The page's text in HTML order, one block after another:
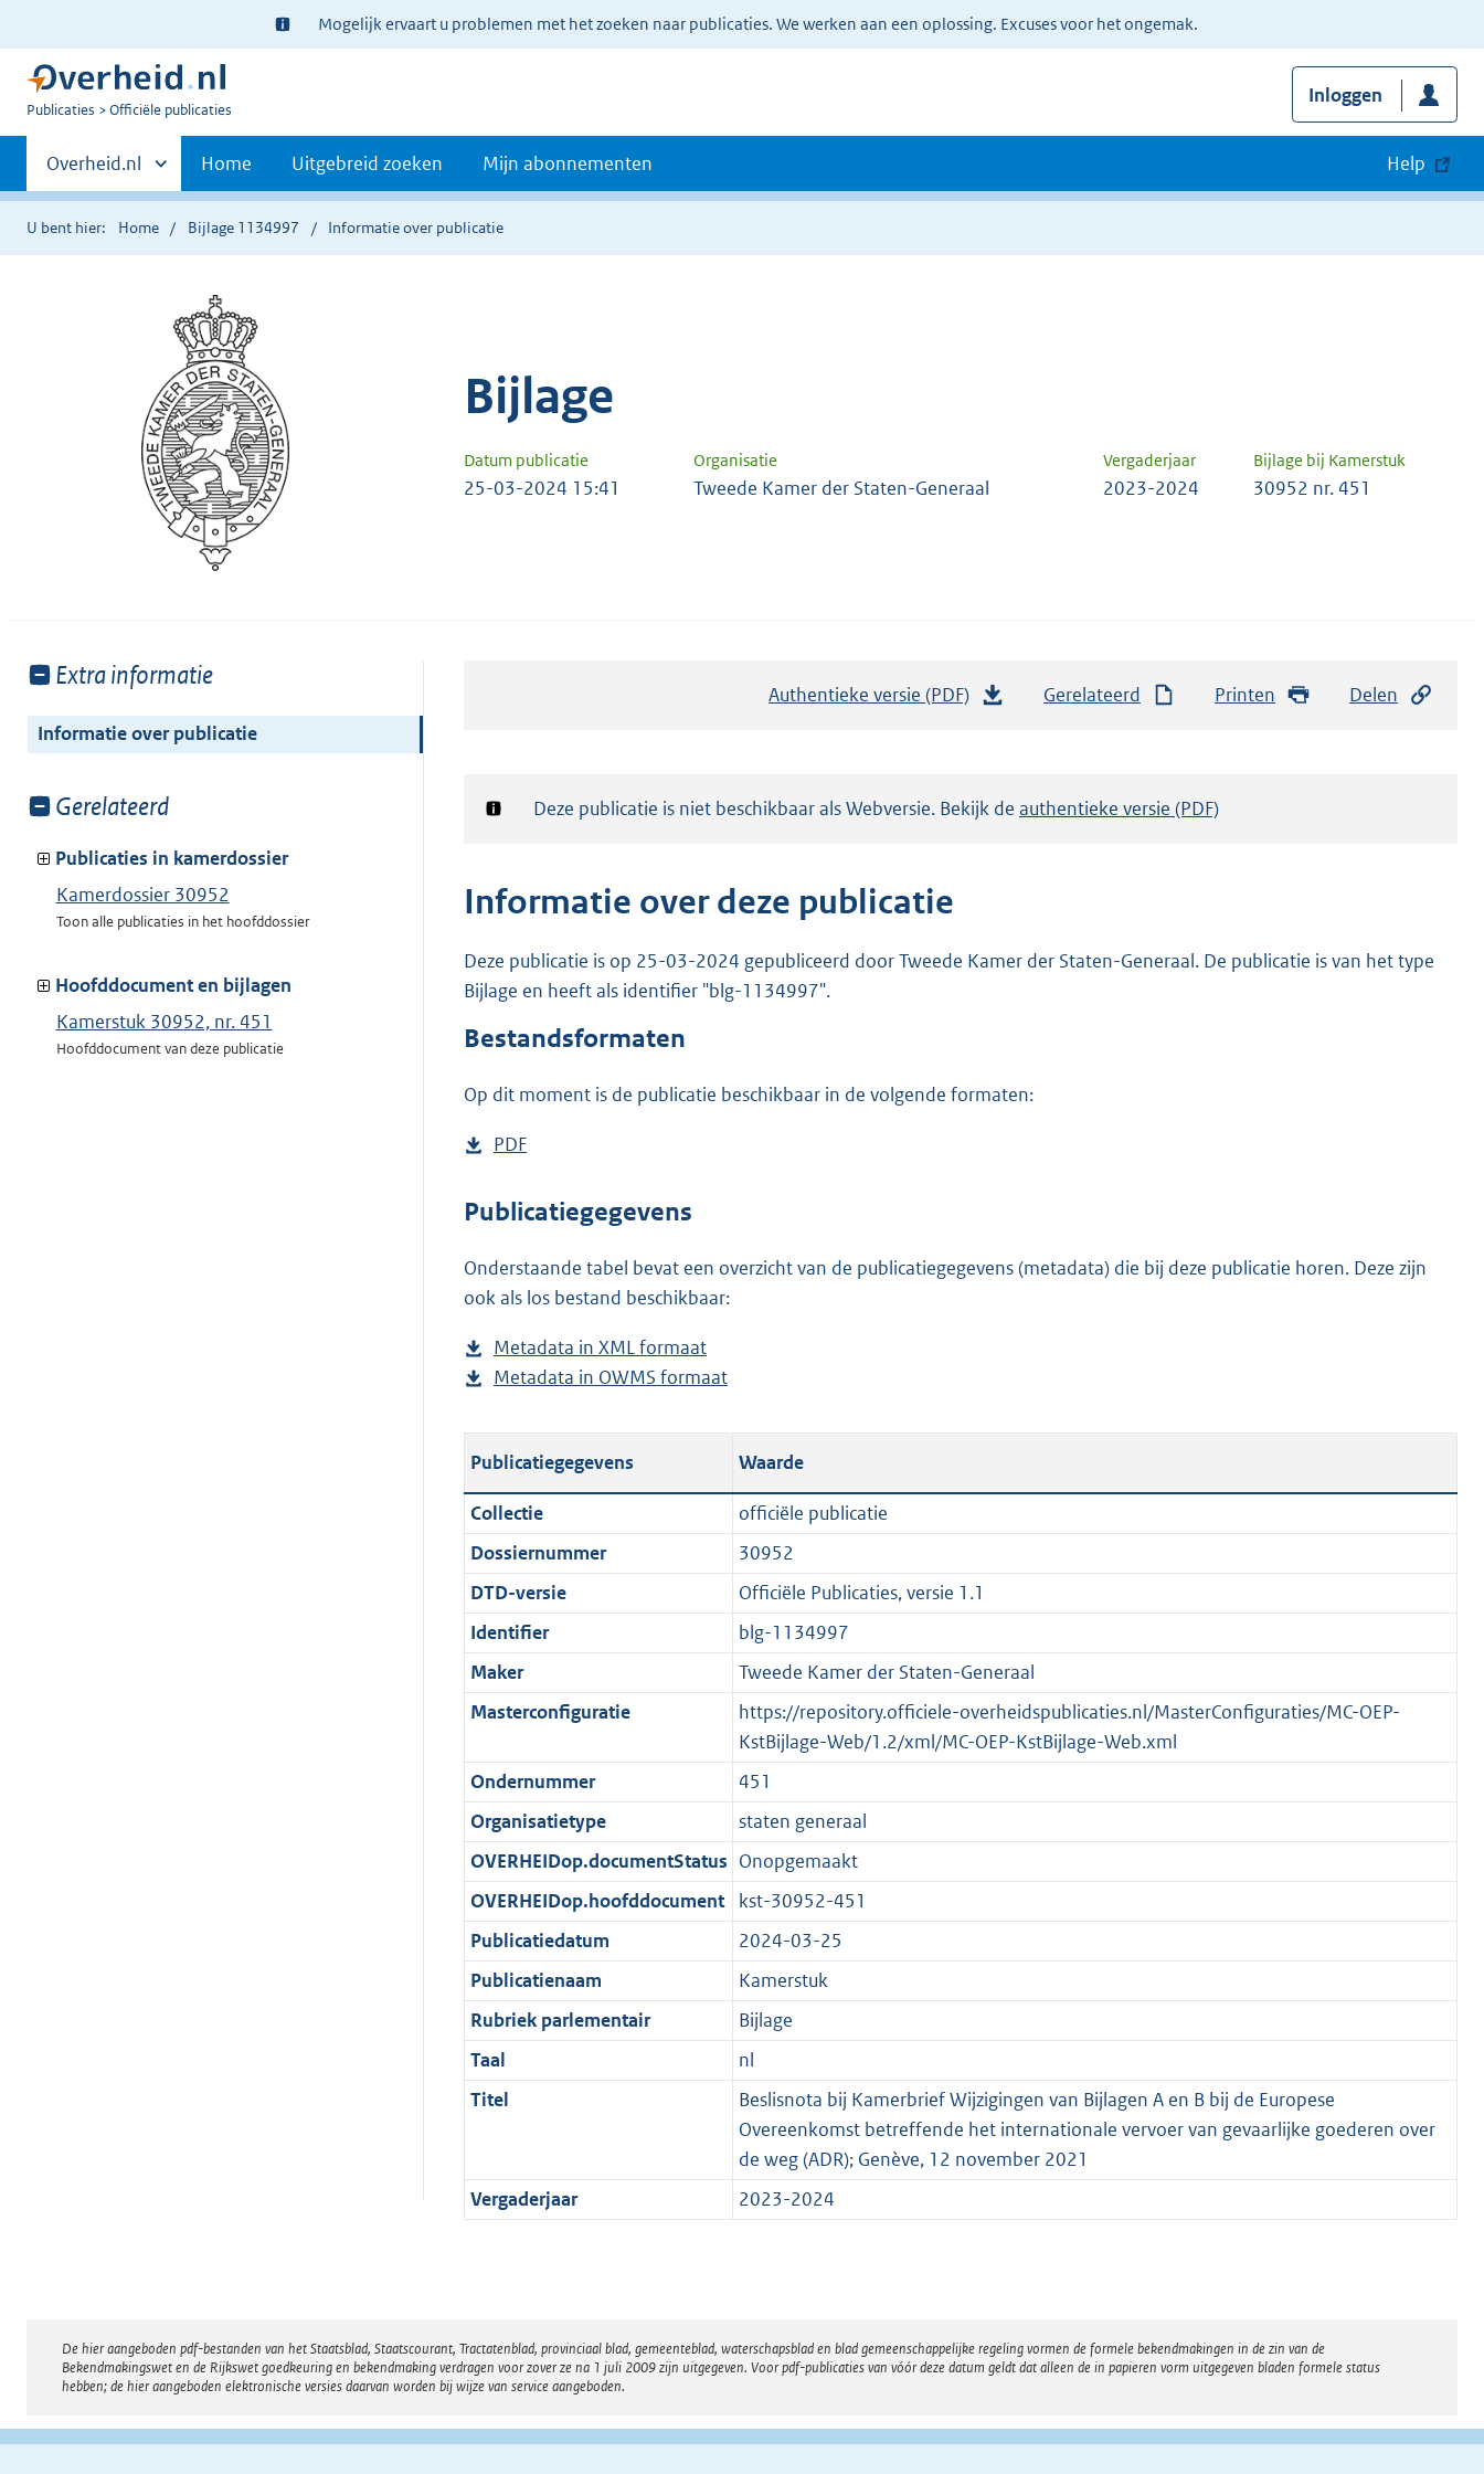
Ter
informatie:
Mogelijk ervaart u problemen met het zoeken naar publicaties. We werken aan een oplossing. Excuses voor het ongemak.
U
Publicaties Officiële publicaties
Inloggen
Primaire
navigatie
Andere
sites
binnen
Overheid.nl Home Uitgebreid zoeken Mijn abonnementen Help
U bent hier: Home Bijlage 1134997 Informatie over publicatie
Bijlage
Datum publicatie Organisatie Vergaderjaar Bijlage bij Kamerstuk
25-03-2024 15:41 Tweede Kamer der Staten-Generaal 2023-2024 30952 nr. 451
Toon
van:
Extra informatie
Informatie over publicatie
Toon
van:
Gerelateerd
Publicaties in kamerdossier
Kamerdossier 30952
Toon alle publicaties in het hoofddossier
Hoofddocument en bijlagen
Kamerstuk 30952, nr. 451
Hoofddocument van deze publicatie
Authentieke versie (PDF)
a
r
b
Gerelateerd Printen Delen
Notificatie:
Deze publicatie is niet beschikbaar als Webversie. Bekijk de authentieke versie (PDF)
Informatie over deze publicatie
Deze publicatie is op 25-03-2024 gepubliceerd door Tweede Kamer der Staten-Generaal. De publicatie is van het type
Bijlage en heeft als identifier "blg-1134997".
Bestandsformaten
Op dit moment is de publicatie beschikbaar in de volgende formaten:
D
w
l
o
d
p
l
i
c
a
t
i
e
i
n
o
r
m
a
a
t
PDF
s
a
n
s
g
o
t
t
e
:
6
6
b
Publicatiegegevens
Onderstaande tabel bevat een overzicht van de publicatiegegevens (metadata) die bij deze publicatie horen. Deze zijn
ook als los bestand beschikbaar:
Metadata in XML formaat
e
t
n
r
e
K
b
Metadata in OWMS formaat
s
a
g
t
K
Publicatiegegevens Waarde
Collectie
officiële publicatie
Dossiernummer
30952
DTD-versie
Officiële Publicaties, versie 1.1
Identifier
blg-1134997
Maker
Tweede Kamer der Staten-Generaal
Masterconfiguratie
https://repository.officiele-overheidspublicaties.nl/MasterConfiguraties/MC-OEP-
KstBijlage-Web/1.2/xml/MC-OEP-KstBijlage-Web.xml
Ondernummer
451
Organisatietype
staten generaal
OVERHEIDop.documentStatus Onopgemaakt
OVERHEIDop.hoofddocument
kst-30952-451
Publicatiedatum
2024-03-25
Publicatienaam
Kamerstuk
Rubriek parlementair
Bijlage
Taal
nl
Titel
Beslisnota bij Kamerbrief Wijzigingen van Bijlagen A en B bij de Europese
Overeenkomst betreffende het internationale vervoer van gevaarlijke goederen over
de weg (ADR); Genève, 12 november 2021
Vergaderjaar
2023-2024
Disclaimer
De hier aangeboden pdf-bestanden van het Staatsblad, Staatscourant, Tractatenblad, provinciaal blad, gemeenteblad, waterschapsblad en blad gemeenschappelijke regeling vormen de formele bekendmakingen in de zin van de
Bekendmakingswet en de Rijkswet goedkeuring en bekendmaking verdragen voor zover ze na 1 juli 2009 zijn uitgegeven. Voor pdf-publicaties van vóór deze datum geldt dat alleen de in papieren vorm uitgegeven bladen formele status
hebben; de hier aangeboden elektronische versies daarvan worden bij wijze van service aangeboden.